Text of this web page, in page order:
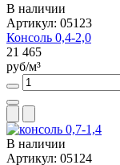
В наличии
Артикул: 05123
Консоль 0,4-2,0
21 465
руб/м³
В наличии
Артикул: 05124